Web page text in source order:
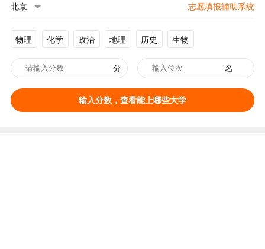
北京 志愿填报辅助系统
物理 化学 政治 地理 历史 生物
分 名
输入分数，查看能上哪些大学